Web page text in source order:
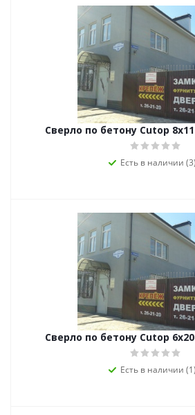
Сверло
Есть в наличии (3)
Сверло
Есть в наличии (1)